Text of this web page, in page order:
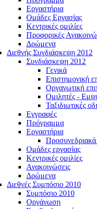
Εργαστήρια
Ομάδες Εργασίας
Κεντρικές ομιλίες
Προφορικές
Δρώμενα
Διεθνής Συνδιάσκεψη 2012
Συνδιάσκεψη 2012
Γενικά
Επιστημονική
Οργανωτική
Ομιλητές -
Ταξιδιωτικές
Εγγραφές
Πρόγραμμα
Εργαστήρια
Προσυνεδριακά
Ομάδες εργασίας
Κεντρικές ομιλίες
Ανακοινώσεις
Δρώμενα
Διεθνές Συμπόσιο 2010
Συμπόσιο 2010
Οργάνωση